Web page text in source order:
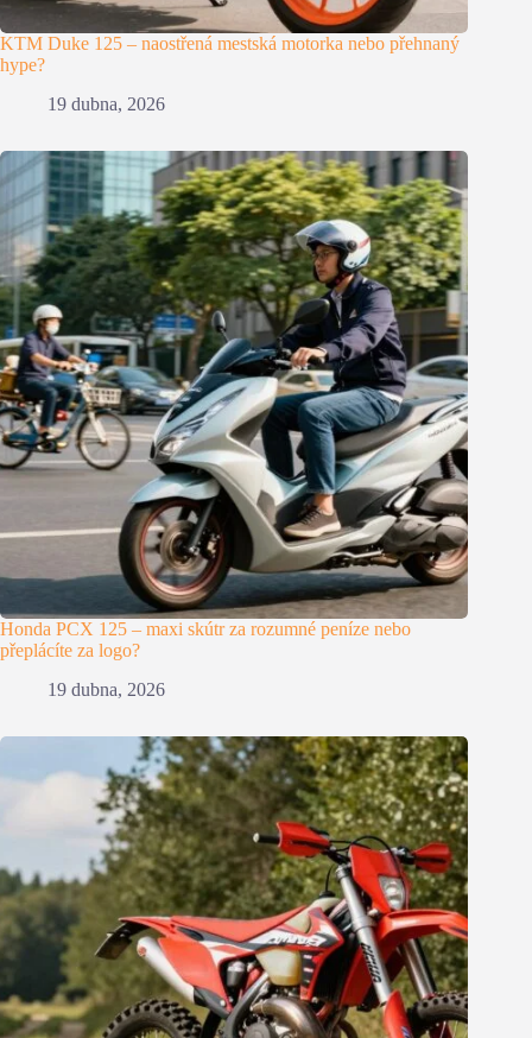
KTM Duke 125 – naostřená mestská motorka nebo přehnaný
hype?
19 dubna, 2026
Honda PCX 125 – maxi skútr za rozumné peníze nebo
přeplácíte za logo?
19 dubna, 2026